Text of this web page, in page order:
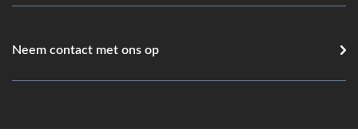
Neem contact met ons op